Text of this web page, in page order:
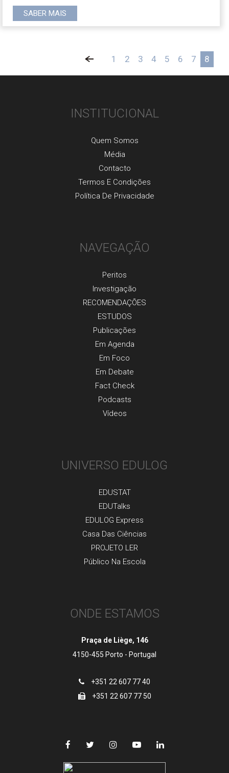
SABER MAIS
« 1 2 3 4 5 6 7 8
INSTITUCIONAL
Quem Somos
Média
Contacto
Termos E Condições
Política De Privacidade
NAVEGAÇÃO
Peritos
Investigaçãо
RECOMENDAÇÕES
ESTUDOS
Publicaçõеs
Em Agenda
Em Foco
Em Debate
Fact Check
Podcasts
Vídeos
UNIVERSO EDULOG
EDUSTAT
EDUTalks
EDULOG Express
Casa Das Ciências
PROJETO LER
Público Na Escola
ONDE ESTAMOS
Praça de Liège, 146
4150-455 Porto - Portugal
+351 22 607 77 40
+351 22 607 77 50